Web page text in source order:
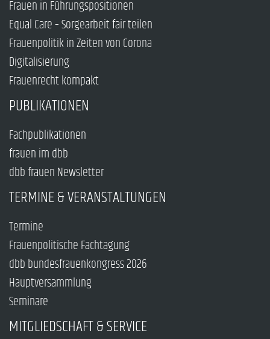
Frauen in Führungspositionen
Equal Care – Sorgearbeit fair teilen
Frauenpolitik in Zeiten von Corona
Digitalisierung
Frauenrecht kompakt
PUBLIKATIONEN
Fachpublikationen
frauen im dbb
dbb frauen Newsletter
TERMINE & VERANSTALTUNGEN
Termine
Frauenpolitische Fachtagung
dbb bundesfrauenkongress 2026
Hauptversammlung
Seminare
MITGLIEDSCHAFT & SERVICE